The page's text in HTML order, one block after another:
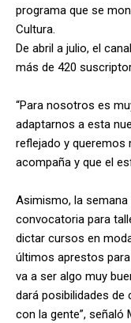
programa que se
Cultura.
De abril a julio, el
más de 420
“Para nosotros es
adaptarnos a esta
reflejado y queremos
acompaña y que el
Asimismo, la
convocatoria para
dictar cursos en
últimos aprestos
va a ser algo muy
dará posibilidades de
con la gente”, señaló